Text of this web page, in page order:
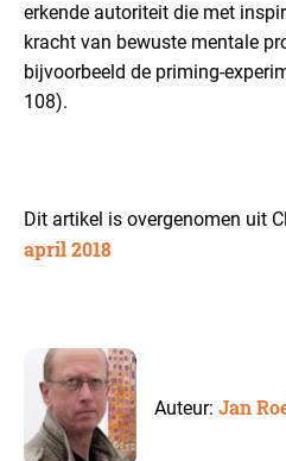
erkende autoriteit die met
kracht van bewuste mentale
bijvoorbeeld de priming-
108).
Dit artikel is overgenomen uit
april 2018
Auteur:Jan